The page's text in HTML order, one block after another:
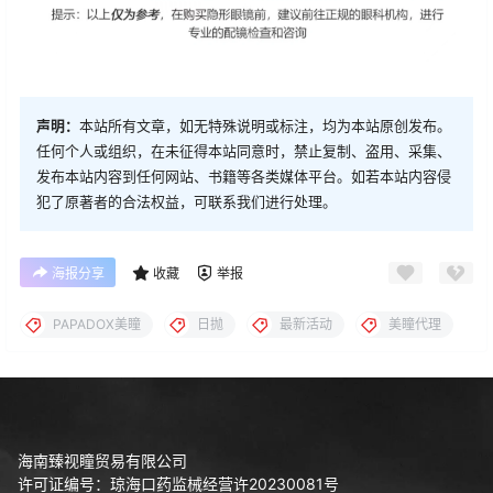
声明： 本站所有文章，如无特殊说明或标注，均为本站原创发布。
任何个人或组织，在未征得本站同意时，禁止复制、盗用、采集、
发布本站内容到任何网站、书籍等各类媒体平台。如若本站内容侵
犯了原著者的合法权益，可联系我们进行处理。
海报分享 收藏 举报
PAPADOX美瞳 日抛 最新活动 美瞳代理
海南臻视瞳贸易有限公司
许可证编号：琼海口药监械经营许20230081号